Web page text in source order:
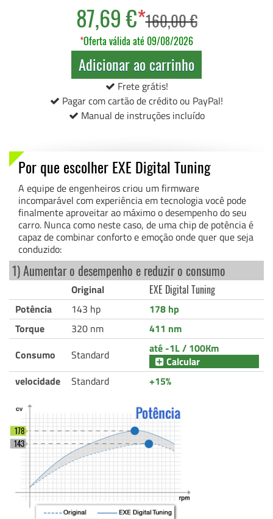
87,69 €*160,00 €
*Oferta válida até 09/08/2026
Adicionar ao carrinho
Frete grátis!
Pagar com cartão de crédito ou PayPal!
Manual de instruções incluído
Por que escolher EXE Digital Tuning
A equipe de engenheiros criou um firmware
incomparável com experiência em tecnologia você pode
finalmente aproveitar ao máximo o desempenho do seu
carro. Nunca como neste caso, de uma chip de potência é
capaz de combinar conforto e emoção onde quer que seja
conduzido:
1) Aumentar o desempenho e reduzir o consumo
Original
EXE Digital Tuning
Potência
143 hp
178 hp
Torque
320 nm
411 nm
Consumo
Standard
até -1L / 100Km
Calcular
velocidade
Standard +15%
143
178